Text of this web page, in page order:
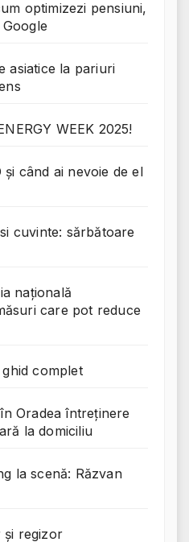
optimizezi pensiuni,
asiatice la pariuri
WEEK 2025!
și când ai nevoie de el
cuvinte: sărbătoare
națională
care pot reduce
complet
Oradea întreținere
la domiciliu
la scenă: Răzvan
și regizor